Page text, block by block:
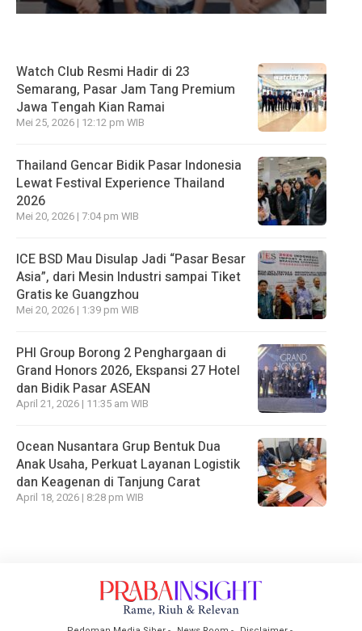
Watch Club Resmi Hadir di 23
Semarang, Pasar Jam Tang Premium
Jawa Tengah Kian Ramai
Mei 25, 2026 | 12:12 pm WIB
Thailand Gencar Bidik Pasar Indonesia
Lewat Festival Experience Thailand
2026
Mei 20, 2026 | 7:04 pm WIB
ICE BSD Mau Disulap Jadi “Pasar Besar
Asia”, dari Mesin Industri sampai Tiket
Gratis ke Guangzhou
Mei 20, 2026 | 1:39 pm WIB
PHI Group Borong 2 Penghargaan di
Grand Honors 2026, Ekspansi 27 Hotel
dan Bidik Pasar ASEAN
April 21, 2026 | 11:35 am WIB
Ocean Nusantara Grup Bentuk Dua
Anak Usaha, Perkuat Layanan Logistik
dan Keagenan di Tanjung Carat
April 18, 2026 | 8:28 pm WIB